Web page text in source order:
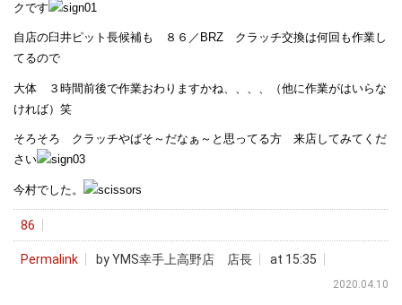
クです
自店の臼井ピット長候補も ８６／BRZ クラッチ交換は何回も作業し
てるので
大体 ３時間前後で作業おわりますかね、、、、（他に作業がはいらな
ければ）笑
そろそろ クラッチやばそ～だなぁ～と思ってる方 来店してみてくだ
さい
今村でした。
86
Permalink by YMS幸手上高野店 店長 at 15:35
2020.04.10